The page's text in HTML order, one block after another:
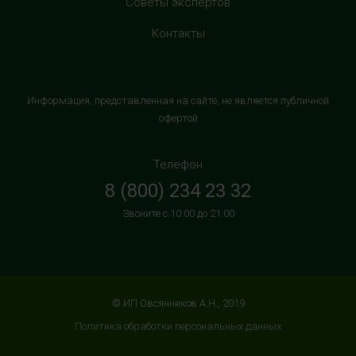
магазином "М.Видео"
Домодедово
с 10:00 до 22:00 (без выходных)
с 10:00 до 22:00 (без выходных)
Контакты
Информация, представленная на сайте, не является публичной
офертой
Телефон
8 (800) 234 23 32
Звоните с 10:00 до 21:00
© ИП Овсянников А.Н., 2019
Политика обработки персональных данных